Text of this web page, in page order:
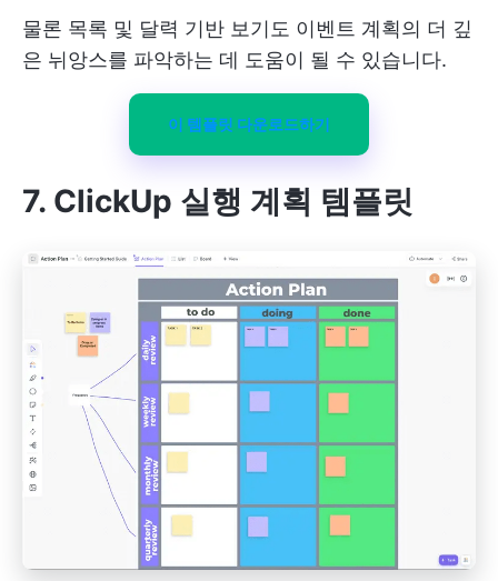
물론 목록 및 달력 기반 보기도 이벤트 계획의 더 깊
은 뉘앙스를 파악하는 데 도움이 될 수 있습니다.
이 템플릿 다운로드하기
7. ClickUp 실행 계획 템플릿